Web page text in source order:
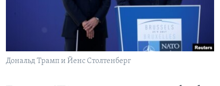
Learning English
Дональд Трамп и Йенс Столтенберг